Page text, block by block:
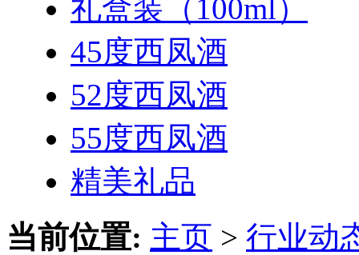
礼盒装（100ml）
45度西凤酒
52度西凤酒
55度西凤酒
精美礼品
当前位置: 主页 > 行业动